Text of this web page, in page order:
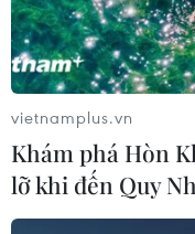
Buôn Ma
những tán cổ thụ
06/08/2026 04:22
Công viên
Dịch Đan Hà của
vietnamplus.vn
Khám phá Hòn
lỡ khi đến Quy